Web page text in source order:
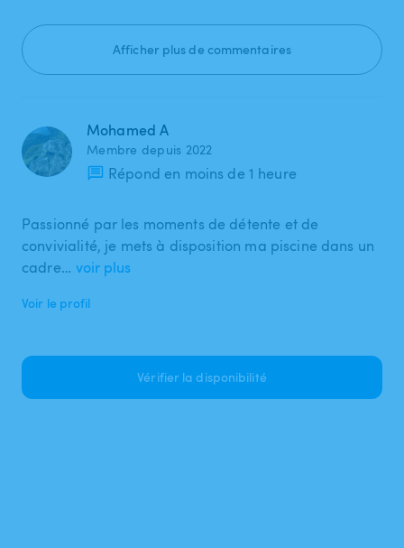
Afficher plus de commentaires
Mohamed A
Membre depuis 2022
Répond en moins de 1 heure
Passionné par les moments de détente et de
convivialité, je mets à disposition ma piscine dans un
cadre… voir plus
Voir le profil
Vérifier la disponibilité